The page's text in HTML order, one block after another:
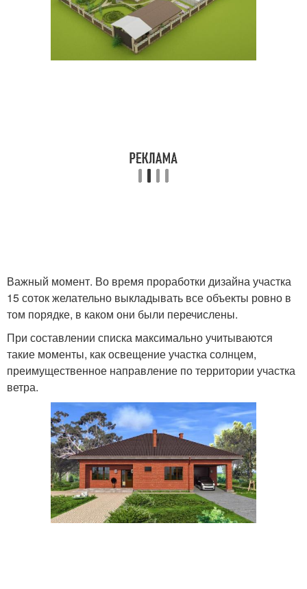
Важный момент. Во время проработки дизайна участка
15 соток желательно выкладывать все объекты ровно в
том порядке, в каком они были перечислены.
При составлении списка максимально учитываются
такие моменты, как освещение участка солнцем,
преимущественное направление по территории участка
ветра.